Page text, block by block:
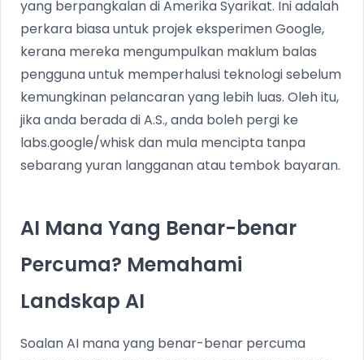
yang berpangkalan di Amerika Syarikat. Ini adalah
perkara biasa untuk projek eksperimen Google,
kerana mereka mengumpulkan maklum balas
pengguna untuk memperhalusi teknologi sebelum
kemungkinan pelancaran yang lebih luas. Oleh itu,
jika anda berada di A.S., anda boleh pergi ke
labs.google/whisk dan mula mencipta tanpa
sebarang yuran langganan atau tembok bayaran.
AI Mana Yang Benar-benar
Percuma? Memahami
Landskap AI
Soalan AI mana yang benar-benar percuma